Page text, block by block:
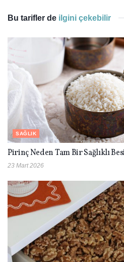
Bu tarifler de ilgini çekebilir
SAĞLIK
Pirinç Neden Tam Bir Sağlıklı
23 Mart 2026